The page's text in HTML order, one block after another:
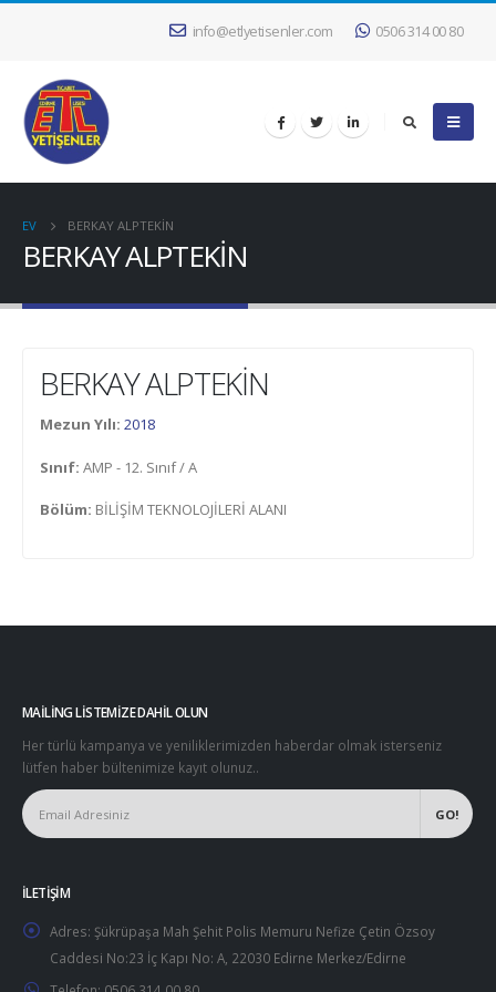
info@etlyetisenler.com 0506 314 00 80
EV BERKAY ALPTEKİN
BERKAY ALPTEKİN
BERKAY ALPTEKİN
Mezun Yılı: 2018
Sınıf: AMP - 12. Sınıf / A
Bölüm: BİLİŞİM TEKNOLOJİLERİ ALANI
MAILING LISTEMIZE DAHIL OLUN
Her türlü kampanya ve yeniliklerimizden haberdar olmak isterseniz
lütfen haber bültenimize kayıt olunuz..
İLETIŞIM
Adres: Şükrüpaşa Mah Şehit Polis Memuru Nefize Çetin Özsoy
Caddesi No:23 İç Kapı No: A, 22030 Edirne Merkez/Edirne